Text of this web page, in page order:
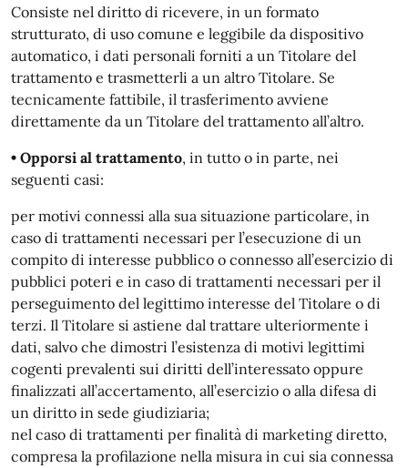
Consiste nel diritto di ricevere, in un formato
strutturato, di uso comune e leggibile da dispositivo
automatico, i dati personali forniti a un Titolare del
trattamento e trasmetterli a un altro Titolare. Se
tecnicamente fattibile, il trasferimento avviene
direttamente da un Titolare del trattamento all’altro.
• Opporsi al trattamento, in tutto o in parte, nei
seguenti casi:
per motivi connessi alla sua situazione particolare, in
caso di trattamenti necessari per l’esecuzione di un
compito di interesse pubblico o connesso all’esercizio di
pubblici poteri e in caso di trattamenti necessari per il
perseguimento del legittimo interesse del Titolare o di
terzi. Il Titolare si astiene dal trattare ulteriormente i
dati, salvo che dimostri l’esistenza di motivi legittimi
cogenti prevalenti sui diritti dell’interessato oppure
finalizzati all’accertamento, all’esercizio o alla difesa di
un diritto in sede giudiziaria;
nel caso di trattamenti per finalità di marketing diretto,
compresa la profilazione nella misura in cui sia connessa